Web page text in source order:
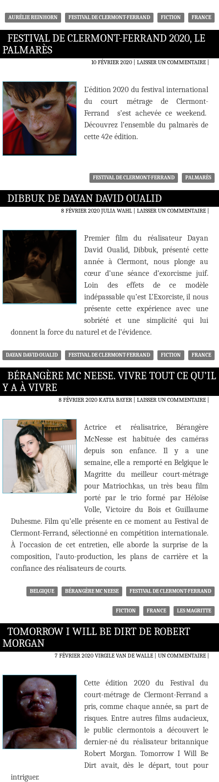
AURÉLIE REINHORN FESTIVAL DE CLERMONT-FERRAND FICTION FRANCE
FESTIVAL DE CLERMONT-FERRAND 2020, LE
PALMARÈS
10 FÉVRIER 2020 LAISSER UN COMMENTAIRE|
L’édition 2020 du festival international
du court métrage de Clermont-
Ferrand s’est achevée ce weekend.
Découvrez l’ensemble du palmarès de
cette 42e édition.
FESTIVAL DE CLERMONT-FERRAND PALMARÈS
DIBBUK DE DAYAN DAVID OUALID
8 FÉVRIER 2020 JULIA WAHL LAISSER UN COMMENTAIRE|
Premier film du réalisateur Dayan
David Oualid, Dibbuk, présenté cette
année à Clermont, nous plonge au
cœur d’une séance d’exorcisme juif.
Loin des effets de ce modèle
indépassable qu’est L’Exorciste, il nous
présente cette expérience avec une
sobriété et une simplicité qui lui
donnent la force du naturel et de l’évidence.
DAYAN DAVID OUALID FESTIVAL DE CLERMONT-FERRAND FICTION FRANCE
BÉRANGÈRE MC NEESE. VIVRE TOUT CE QU’IL
Y A À VIVRE
8 FÉVRIER 2020 KATIA BAYER LAISSER UN COMMENTAIRE|
Actrice et réalisatrice, Bérangère
McNesse est habituée des caméras
depuis son enfance. Il y a une
semaine, elle a remporté en Belgique le
Magritte du meilleur court-métrage
pour Matriochkas, un très beau film
porté par le trio formé par Héloïse
Volle, Victoire du Bois et Guillaume
Duhesme. Film qu’elle présente en ce moment au Festival de
Clermont-Ferrand, sélectionné en compétition internationale.
À l’occasion de cet entretien, elle aborde la surprise de la
composition, l’auto-production, les plans de carrière et la
confiance des réalisateurs de courts.
BELGIQUE BÉRANGÈRE MC NEESE FESTIVAL DE CLERMONT-FERRAND
FICTION FRANCE LES MAGRITTE
TOMORROW I WILL BE DIRT DE ROBERT
MORGAN
7 FÉVRIER 2020 VIRGILE VAN DE WALLE UN COMMENTAIRE|
Cette édition 2020 du Festival du
court-métrage de Clermont-Ferrand a
pris, comme chaque année, sa part de
risques. Entre autres films audacieux,
le public clermontois a découvert le
dernier-né du réalisateur britannique
Robert Morgan. Tomorrow I Will Be
Dirt avait, dès le départ, tout pour
intriguer.